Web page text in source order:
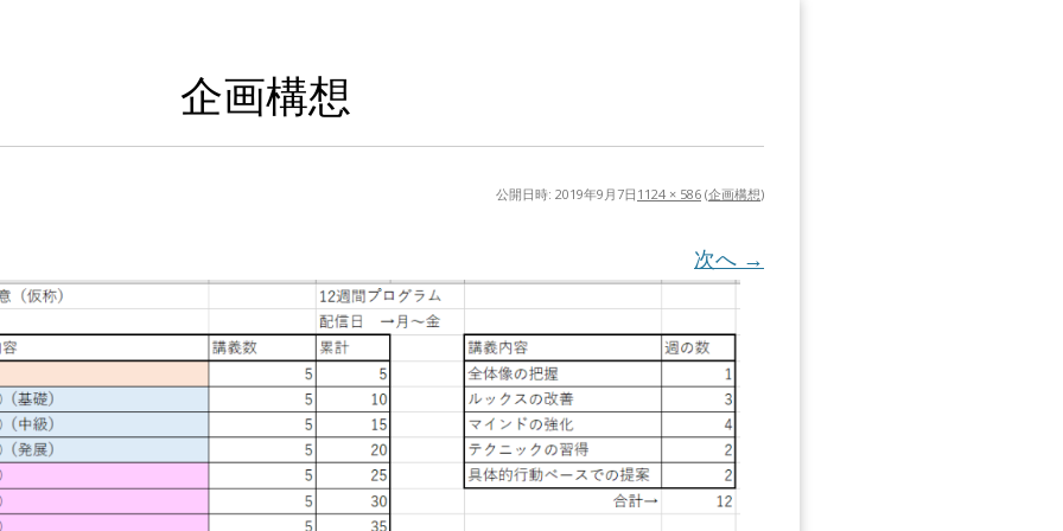
企画構想
公開日時: 2019年9月7日 1124 × 586 (企画構想)
次へ →